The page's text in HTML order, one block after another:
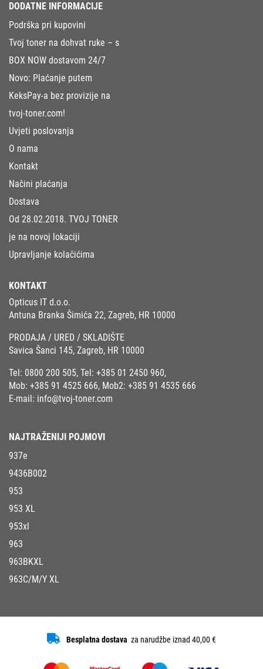
DODATNE INFORMACIJE
Podrška pri kupovini
Tvoj toner na dohvat ruke – s
BOX NOW dostavom 24/7
Novo: Plaćanje putem
KeksPay-a bez provizije na
tvoj-toner.com!
Uvjeti poslovanja
O nama
Kontakt
Načini plaćanja
Dostava
Od 28.02.2018. TVOJ TONER
je na novoj lokaciji
Upravljanje kolačićima
KONTAKT
Opticus IT d.o.o.
Antuna Branka Šimića 22, Zagreb, HR 10000
PRODAJA / URED / SKLADIŠTE
Savica Šanci 145, Zagreb, HR 10000
Tel: 0800 200 505, Tel: +385 01 2450 960,
Mob: +385 91 4525 666, Mob2: +385 91 4535 666
E-mail: info@tvoj-toner.com
NAJTRAŽENIJI POJMOVI
937e
9436B002
953
953 XL
953xl
963
963BKXL
963C/M/Y XL
Besplatna dostava za narudžbe iznad 40,00 €